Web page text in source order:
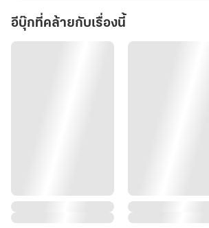
ภายนอกอ่อนหวานใจดี ลับหลังอิจฉากู้เหยาทุกอย่าง
อีบุ๊กที่คล้ายกับเรื่องนี้